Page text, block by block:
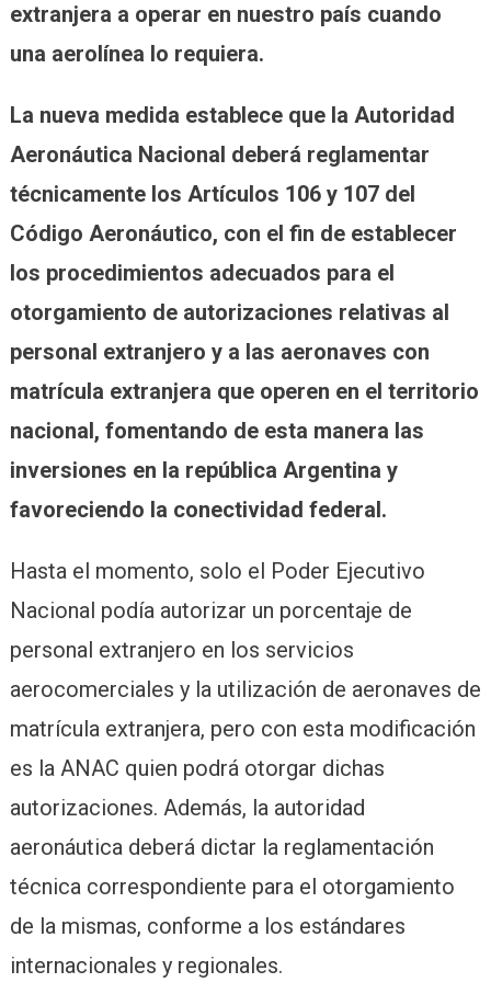
extranjera a operar en nuestro país cuando
una aerolínea lo requiera.
La nueva medida establece que la Autoridad
Aeronáutica Nacional deberá reglamentar
técnicamente los Artículos 106 y 107 del
Código Aeronáutico, con el fin de establecer
los procedimientos adecuados para el
otorgamiento de autorizaciones relativas al
personal extranjero y a las aeronaves con
matrícula extranjera que operen en el territorio
nacional, fomentando de esta manera las
inversiones en la república Argentina y
favoreciendo la conectividad federal.
Hasta el momento, solo el Poder Ejecutivo
Nacional podía autorizar un porcentaje de
personal extranjero en los servicios
aerocomerciales y la utilización de aeronaves de
matrícula extranjera, pero con esta modificación
es la ANAC quien podrá otorgar dichas
autorizaciones. Además, la autoridad
aeronáutica deberá dictar la reglamentación
técnica correspondiente para el otorgamiento
de la mismas, conforme a los estándares
internacionales y regionales.